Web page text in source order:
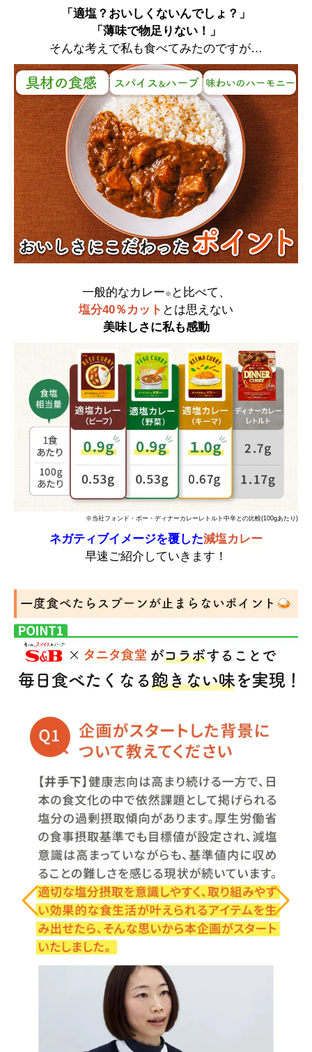
「適塩？おいしくないんでしょ？」
「薄味で物足りない！」
そんな考えで私も食べてみたのですが…
一般的なカレー ※ と比べて、
塩分40％カット とは思えない
美味しさに私も感動
※当社フォンド・ボー・ディナーカレーレトルト中辛との比較(100gあたり)
ネガティブイメージを覆した減塩カレー
早速ご紹介していきます！